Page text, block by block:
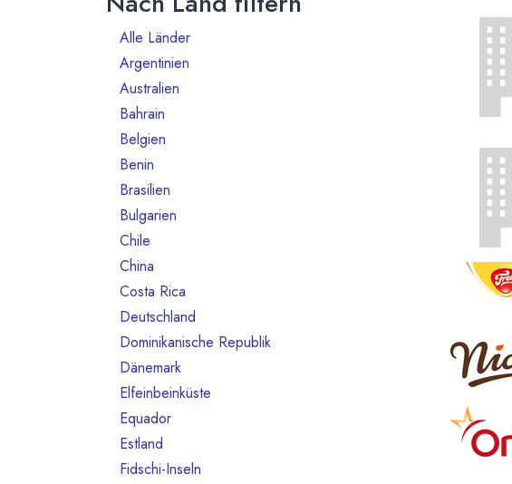
Alle Länder
Argentinien
Australien
Bahrain
Belgien
Benin
Brasilien
Bulgarien
Chile
China
Costa Rica
Deutschland
Dominikanische Republik
Dänemark
Elfeinbeinküste
Equador
Estland
Fidschi-Inseln